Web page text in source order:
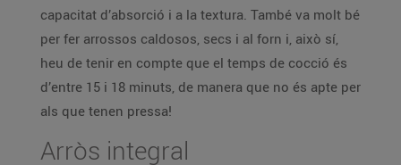
capacitat d’absorció i a la textura. També va molt bé
per fer arrossos caldosos, secs i al forn i, això sí,
heu de tenir en compte que el temps de cocció és
d’entre 15 i 18 minuts, de manera que no és apte per
als que tenen pressa!
Arròs integral